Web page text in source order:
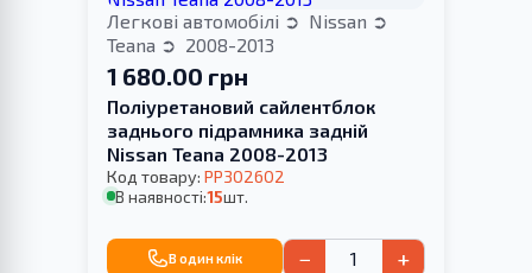
Легкові автомобілі
Nissan
Teana
2008-2013
1 680.00 грн
Поліуретановий cайлентблок
заднього підрамника задній
Nissan Teana 2008-2013
Код товару: PP302602
В наявності:15шт.
В один клік − +